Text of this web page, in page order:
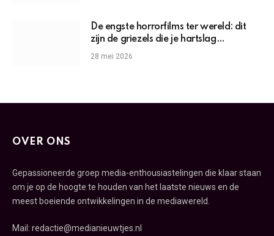
De engste horrorfilms ter wereld: dit
zijn de griezels die je hartslag
omhoogjagen
28 mei 2026
OVER ONS
Gepassioneerde groep media-enthousiastelingen die klaar staan
om je op de hoogte te houden van het laatste nieuws en de
meest boeiende ontwikkelingen in de mediawereld.
Mail: redactie@medianieuwtjes.nl